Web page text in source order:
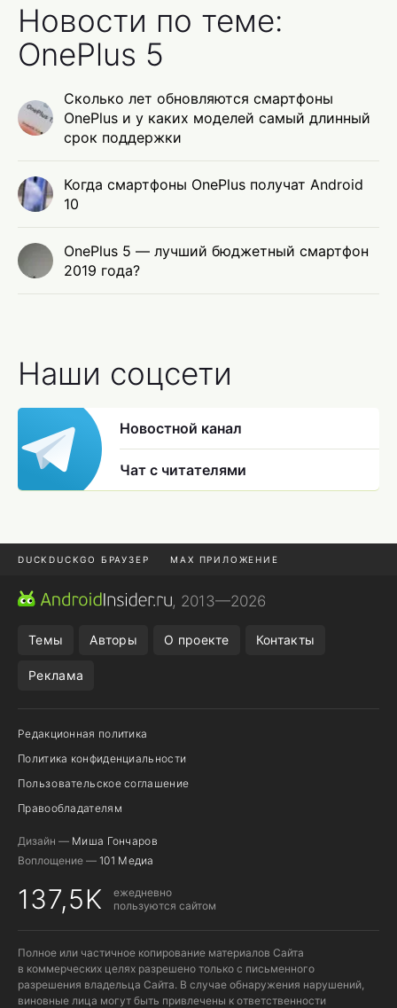
Новости по теме:
OnePlus 5
Сколько лет обновляются смартфоны
OnePlus и у каких моделей самый длинный
срок поддержки
Когда смартфоны OnePlus получат Android
10
OnePlus 5 — лучший бюджетный смартфон
2019 года?
Наши соцсети
Новостной канал
Чат с читателями
DUCKDUCKGO БРАУЗЕР MAX ПРИЛОЖЕНИЕ
ПРИЛОЖЕНИЯ ANDROID
, 2013—2026
Темы Авторы О проекте Контакты
Реклама
Редакционная политика
Политика конфиденциальности
Пользовательское соглашение
Правообладателям
Дизайн — Миша Гончаров
Воплощение — 101 Медиа
137,5K
ежедневно
пользуются сайтом
Полное или частичное копирование материалов Сайта
в коммерческих целях разрешено только с письменного
разрешения владельца Сайта. В случае обнаружения нарушений,
виновные лица могут быть привлечены к ответственности